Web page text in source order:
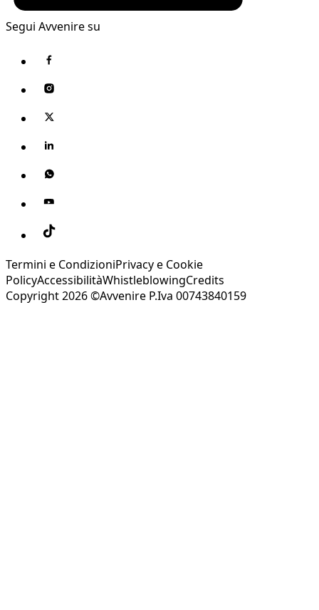
Segui Avvenire su
Termini e CondizioniPrivacy e Cookie
PolicyAccessibilitàWhistleblowingCredits
Copyright 2026 ©Avvenire P.Iva 00743840159